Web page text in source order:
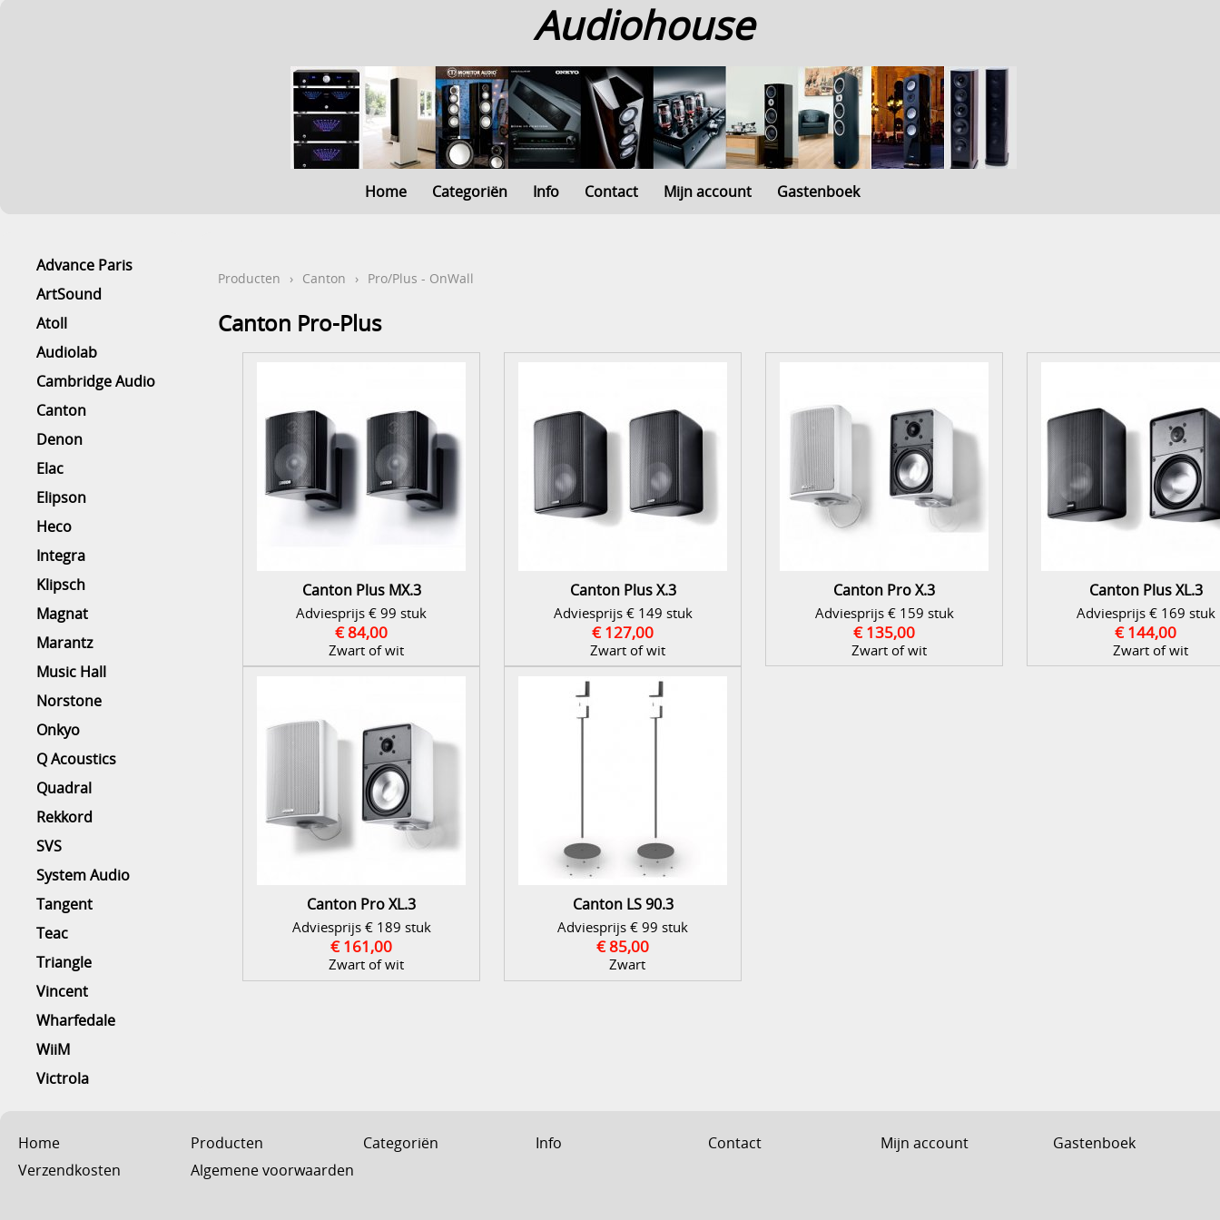
Audiohouse
Home Categoriën Info Contact Mijn account Gastenboek
Advance Paris
ArtSound
Atoll
Audiolab
Cambridge Audio
Canton
Denon
Elac
Elipson
Heco
Integra
Klipsch
Magnat
Marantz
Music Hall
Norstone
Onkyo
Q Acoustics
Quadral
Rekkord
SVS
System Audio
Tangent
Teac
Triangle
Vincent
Wharfedale
WiiM
Victrola
Producten › Canton › Pro/Plus - OnWall
Canton Pro-Plus
Canton Plus MX.3
Adviesprijs € 99 stuk
€ 84,00
Zwart of wit
Canton Plus X.3
Adviesprijs € 149 stuk
€ 127,00
Zwart of wit
Canton Pro X.3
Adviesprijs € 159 stuk
€ 135,00
Zwart of wit
Canton Plus XL.3
Adviesprijs € 169 stuk
€ 144,00
Zwart of wit
Canton Pro XL.3
Adviesprijs € 189 stuk
€ 161,00
Zwart of wit
Canton LS 90.3
Adviesprijs € 99 stuk
€ 85,00
Zwart
Home Producten Categoriën Info Contact Mijn account
Gastenboek
Verzendkosten
Algemene voorwaarden